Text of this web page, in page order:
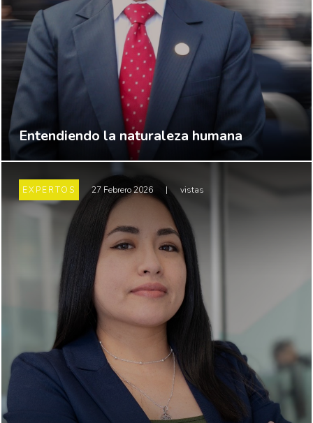
Entendiendo la naturaleza humana
EXPERTOS 27 Febrero 2026 | vistas